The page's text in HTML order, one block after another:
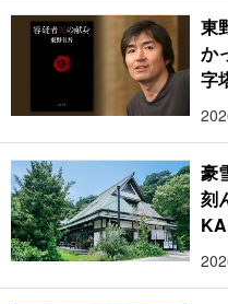
東
か
字
豪
刻